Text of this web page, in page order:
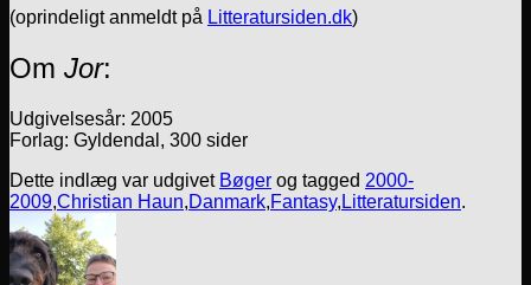
(oprindeligt anmeldt på Litteratursiden.dk)
Om Jor:
Udgivelsesår: 2005
Forlag: Gyldendal, 300 sider
Dette indlæg var udgivet Bøger og tagged 2000-
2009,Christian Haun,Danmark,Fantasy, Litteratursiden.